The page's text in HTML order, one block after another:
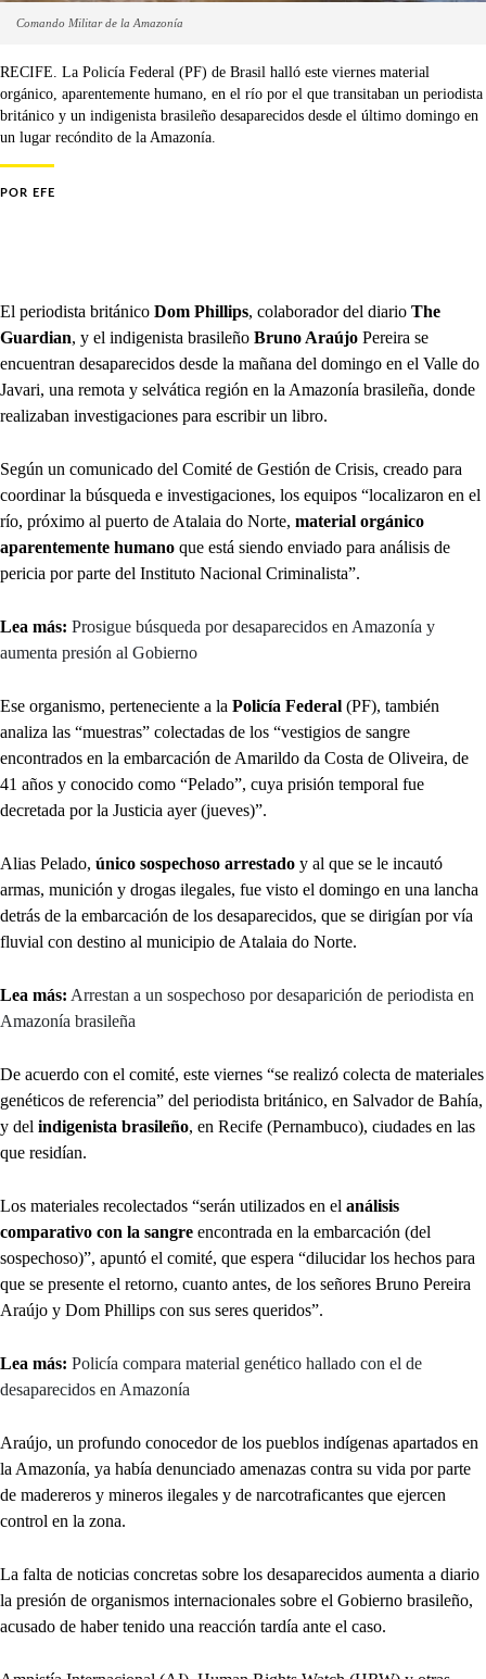
Comando Militar de la Amazonía
RECIFE. La Policía Federal (PF) de Brasil halló este viernes material
orgánico, aparentemente humano, en el río por el que transitaban un periodista
británico y un indigenista brasileño desaparecidos desde el último domingo en
un lugar recóndito de la Amazonía.
POR EFE
El periodista británico Dom Phillips, colaborador del diario The
Guardian, y el indigenista brasileño Bruno Araújo Pereira se
encuentran desaparecidos desde la mañana del domingo en el Valle do
Javari, una remota y selvática región en la Amazonía brasileña, donde
realizaban investigaciones para escribir un libro.
Según un comunicado del Comité de Gestión de Crisis, creado para
coordinar la búsqueda e investigaciones, los equipos “localizaron en el
río, próximo al puerto de Atalaia do Norte, material orgánico
aparentemente humano que está siendo enviado para análisis de
pericia por parte del Instituto Nacional Criminalista”.
Lea más: Prosigue búsqueda por desaparecidos en Amazonía y
aumenta presión al Gobierno
Ese organismo, perteneciente a la Policía Federal (PF), también
analiza las “muestras” colectadas de los “vestigios de sangre
encontrados en la embarcación de Amarildo da Costa de Oliveira, de
41 años y conocido como “Pelado”, cuya prisión temporal fue
decretada por la Justicia ayer (jueves)”.
Alias Pelado, único sospechoso arrestado y al que se le incautó
armas, munición y drogas ilegales, fue visto el domingo en una lancha
detrás de la embarcación de los desaparecidos, que se dirigían por vía
fluvial con destino al municipio de Atalaia do Norte.
Lea más: Arrestan a un sospechoso por desaparición de periodista en
Amazonía brasileña
De acuerdo con el comité, este viernes “se realizó colecta de materiales
genéticos de referencia” del periodista británico, en Salvador de Bahía,
y del indigenista brasileño, en Recife (Pernambuco), ciudades en las
que residían.
Los materiales recolectados “serán utilizados en el análisis
comparativo con la sangre encontrada en la embarcación (del
sospechoso)”, apuntó el comité, que espera “dilucidar los hechos para
que se presente el retorno, cuanto antes, de los señores Bruno Pereira
Araújo y Dom Phillips con sus seres queridos”.
Lea más: Policía compara material genético hallado con el de
desaparecidos en Amazonía
Araújo, un profundo conocedor de los pueblos indígenas apartados en
la Amazonía, ya había denunciado amenazas contra su vida por parte
de madereros y mineros ilegales y de narcotraficantes que ejercen
control en la zona.
La falta de noticias concretas sobre los desaparecidos aumenta a diario
la presión de organismos internacionales sobre el Gobierno brasileño,
acusado de haber tenido una reacción tardía ante el caso.